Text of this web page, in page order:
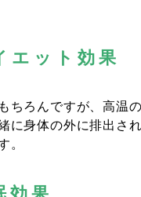
エット効果
ちろんですが、高温
に身体の外に排出さ
。